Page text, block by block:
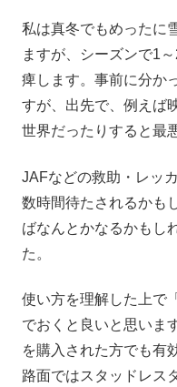
私は真冬でもめったに
ますが、シーズンで1
痺します。事前に分か
すが、出先で、例えば
世界だったりすると最
JAFなどの救助・レッ
数時間待たされるかも
ばなんとかなるかもし
た。
使い方を理解した上で
でおくと良いと思いま
を購入された方でも有
路面ではスタッドレス